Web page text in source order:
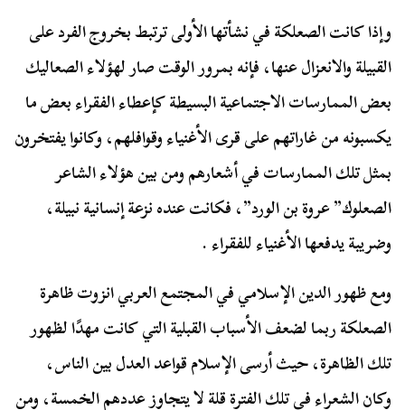
وإذا كانت الصعلكة في نشأتها الأولى ترتبط بخروج الفرد على
القبيلة والانعزال عنها، فإنه بمرور الوقت صار لهؤلاء الصعاليك
بعض الممارسات الاجتماعية البسيطة كإعطاء الفقراء بعض ما
يكسبونه من غاراتهم على قرى الأغنياء وقوافلهم، وكانوا يفتخرون
بمثل تلك الممارسات في أشعارهم ومن بين هؤلاء الشاعر
الصعلوك” عروة بن الورد”، فكانت عنده نزعة إنسانية نبيلة،
وضريبة يدفعها الأغنياء للفقراء .
ومع ظهور الدين الإسلاميفي المجتمع العربي انزوت ظاهرة
الصعلكة ربما لضعف الأسباب القبلية التي كانت مهدًا لظهور
تلك الظاهرة، حيث أرسى الإسلام قواعد العدل بين الناس،
وكان الشعراء في تلك الفترة قلة لا يتجاوز عددهم الخمسة، ومن